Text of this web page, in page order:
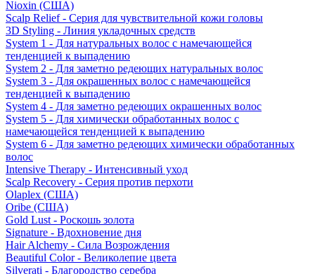
Nioxin (США)
Scalp Relief - Серия для чувствительной кожи головы
3D Styling - Линия укладочных средств
System 1 - Для натуральных волос с намечающейся
тенденцией к выпадению
System 2 - Для заметно редеющих натуральных волос
System 3 - Для окрашенных волос с намечающейся
тенденцией к выпадению
System 4 - Для заметно редеющих окрашенных волос
System 5 - Для химически обработанных волос с
намечающейся тенденцией к выпадению
System 6 - Для заметно редеющих химически обработанных
волос
Intensive Therapy - Интенсивный уход
Scalp Recovery - Серия против перхоти
Olaplex (США)
Oribe (США)
Gold Lust - Роскошь золота
Signature - Вдохновение дня
Hair Alchemy - Сила Возрождения
Beautiful Color - Великолепие цвета
Silverati - Благородство серебра